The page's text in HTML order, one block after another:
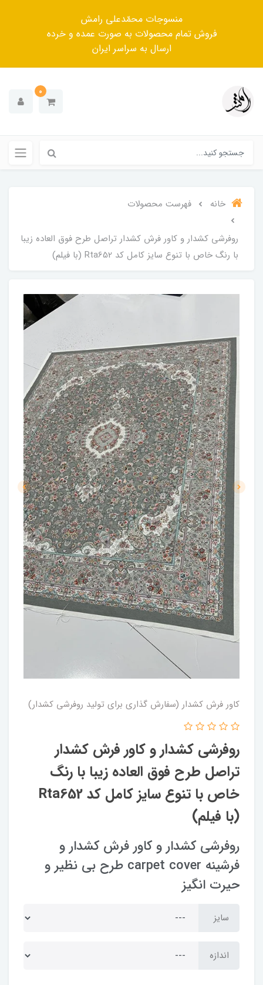
منسوجات محمّدعلی رامش
فروش تمام محصولات به صورت عمده و خرده
ارسال به سراسر ایران
0
خانه فهرست محصولات
روفرشی کشدار و کاور فرش کشدار تراصل طرح فوق العاده زیبا
با رنگ خاص با تنوع سایز کامل کد Rta652 (با فیلم)
کاور فرش کشدار (سفارش گذاری برای تولید روفرشی کشدار)
روفرشی کشدار و کاور فرش کشدار
تراصل طرح فوق العاده زیبا با رنگ
خاص با تنوع سایز کامل کد Rta652
(با فیلم)
روفرشی کشدار و کاور فرش کشدار و
فرشینه carpet cover طرح بی نظیر و
حیرت انگیز
سایز
اندازه